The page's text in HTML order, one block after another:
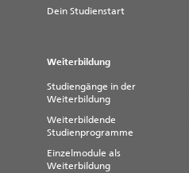
Dein Studienstart
Weiterbildung
Studiengänge in der
Weiterbildung
Weiterbildende
Studienprogramme
Einzelmodule als
Weiterbildung